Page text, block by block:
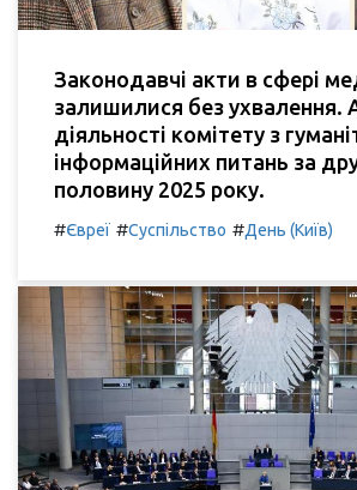
Законодавчі акти в сфері
залишилися без ухвалення.
діяльності комітету з
інформаційних питань за
половину 2025 року.
#Євреї #Суспільство #День (Київ)